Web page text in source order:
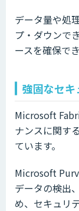
データ量や処
プ・ダウンで
ースを確保で
強固なセ
Microsoft
ナンスに関す
ています。
Microsoft
データの検出
め、セキュリ